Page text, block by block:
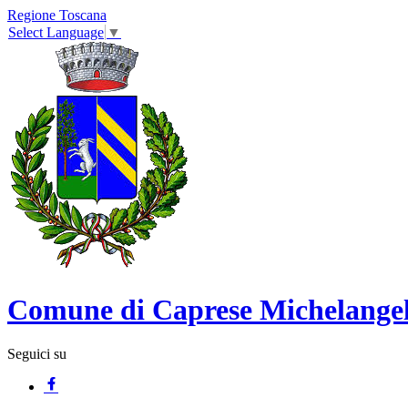
Regione Toscana
Select Language ▼
Comune di Caprese
Seguici su